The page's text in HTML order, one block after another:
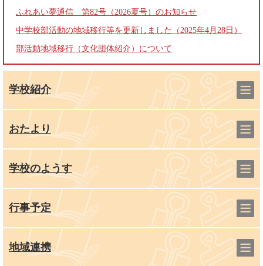
ふれあい夢通信 第82号（2026夏号）のお知らせ
中学校部活動の地域移行等を更新しました（2025年4月28日）
部活動地域移行（文化団体紹介）について
学校紹介
おたより
学校のようす
行事予定
地域連携